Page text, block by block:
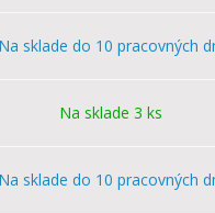
Na sklade do 10 pracovných
Na sklade 3 ks
Na sklade do 10 pracovných